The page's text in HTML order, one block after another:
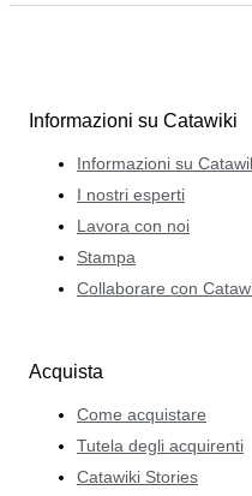
Informazioni su Catawiki
Informazioni su
I nostri esperti
Lavora con noi
Stampa
Collaborare con
Acquista
Come acquistare
Tutela degli acquirenti
Catawiki Stories